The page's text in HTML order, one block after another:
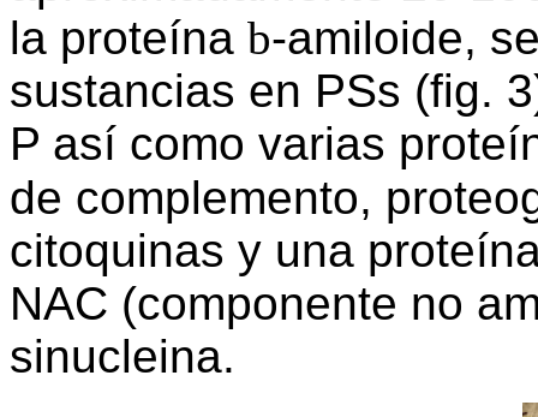
la proteína b-amiloide,
sustancias en PSs (fig.
P así como varias
de complemento,
citoquinas y una
NAC (componente no
sinucleina.